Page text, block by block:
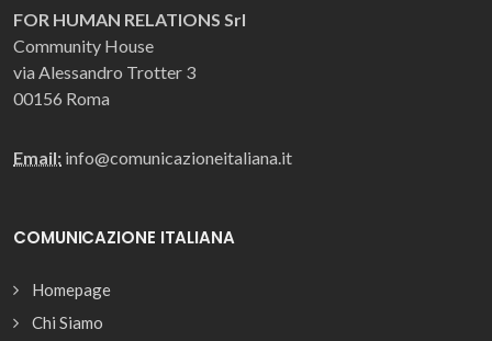
FOR HUMAN RELATIONS Srl
Community House
via Alessandro Trotter 3
00156 Roma
Email: info@comunicazioneitaliana.it
COMUNICAZIONE ITALIANA
Homepage
Chi Siamo